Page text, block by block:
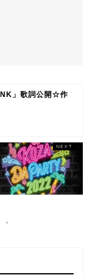
」歌詞公開☆作